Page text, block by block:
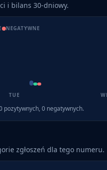
i bilans 30-dniowy.
NEGATYWNE
TUE
pozytywnych,0 negatywnych.
zgłoszeń dla tego numeru.